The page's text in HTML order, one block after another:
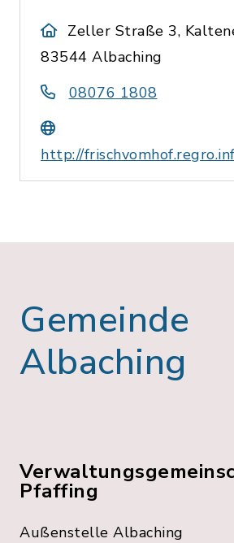
Zeller Straße 3,
83544 Albaching
08076 1808
http://
Gemeinde
Albaching
Pfaffing
Außenstelle Albaching